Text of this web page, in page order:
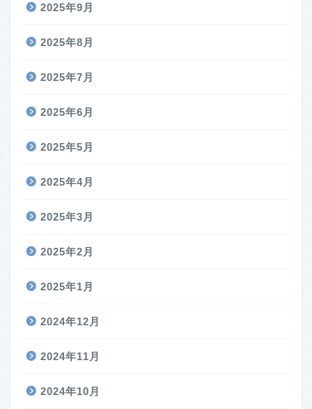
2025年9月
2025年8月
2025年7月
2025年6月
2025年5月
2025年4月
2025年3月
2025年2月
2025年1月
2024年12月
2024年11月
2024年10月